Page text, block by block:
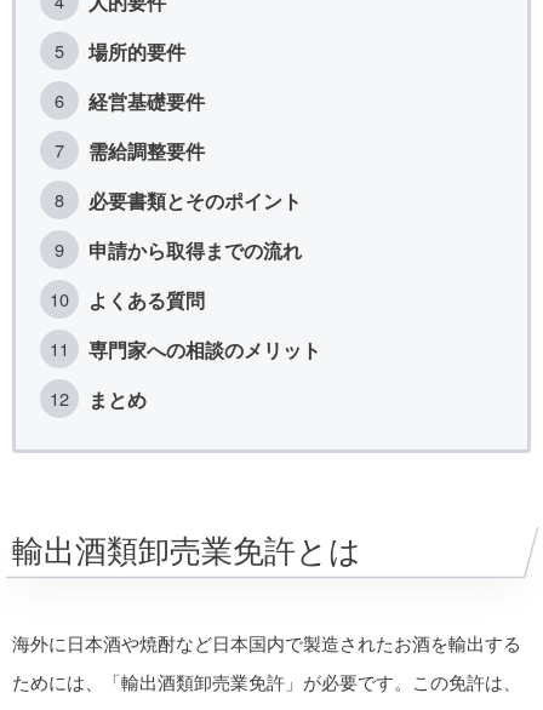
場所的要件
経営基礎要件
需給調整要件
必要書類とそのポイント
申請から取得までの流れ
よくある質問
専門家への相談のメリット
まとめ
輸出酒類卸売業免許とは
海外に日本酒や焼酎など日本国内で製造されたお酒を輸出する
ためには、「輸出酒類卸売業免許」が必要です。この免許は、